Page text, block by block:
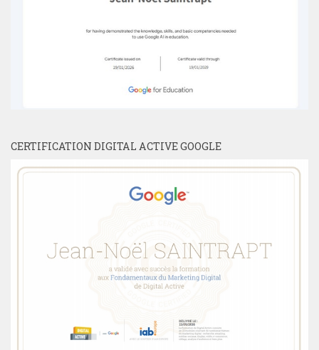
CERTIFICATION DIGITAL ACTIVE GOOGLE